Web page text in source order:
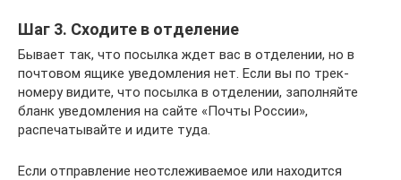
Шаг 3. Сходите в отделение
Бывает так, что посылка ждет вас в отделении, но в
почтовом ящике уведомления нет. Если вы по трек-
номеру видите, что посылка в отделении, заполняйте
бланк уведомления на сайте «Почты России»,
распечатывайте и идите туда.
Если отправление неотслеживаемое или находится